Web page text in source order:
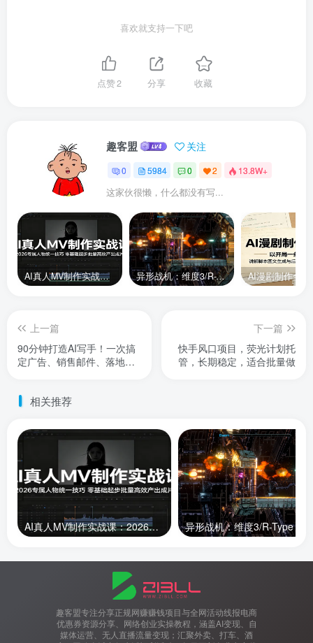
喜欢就支持一下吧
点赞2 分享 收藏
趣客盟 关注
0 5984 0 2 13.8W+
这家伙很懒，什么都没有写...
AI真人MV制作实战课：2026专属人物统一技巧，零基础起步批量高效产出成片 异形战机：维度3/R-Type Dimensions III
上一篇
90分钟打造AI写手！一次搞
定广告、销售邮件、落地页
下一篇
快手风口项目，荧光计划托
管，长期稳定，适合批量做
相关推荐
AI真人MV制作实战课：2026专属人物统一技巧，零基础起步批量高效产出成片
趣客盟专注分享正规网赚赚钱项目与全网活动线报电商
优惠券资源分享、网络创业实操教程，涵盖AI变现、自
媒体运营、无人直播流量变现；汇聚外卖、打车、酒